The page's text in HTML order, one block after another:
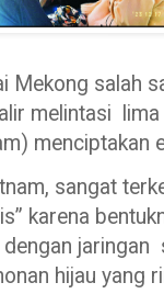
Mekong salah
melintasi
menciptakan
sangat
karena
jaringan
hijau yang